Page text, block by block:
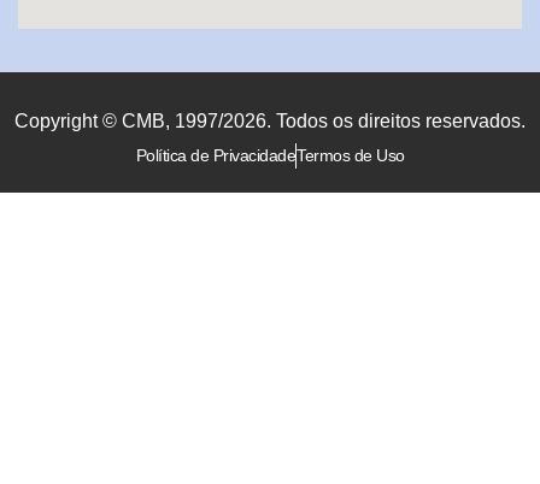
Copyright © CMB, 1997/2026. Todos os direitos reservados.
Política de PrivacidadeTermos de Uso